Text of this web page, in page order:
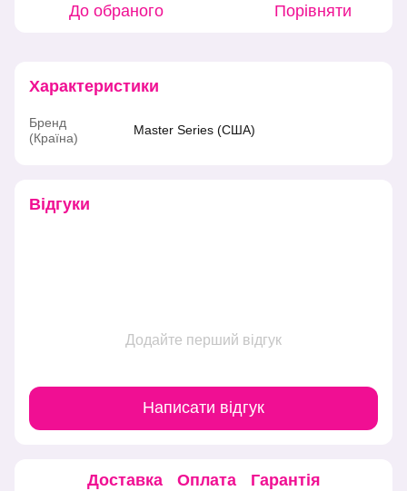
До обраного Порівняти
Характеристики
Бренд
(Країна)
Master Series (США)
Відгуки
Додайте перший відгук
Написати відгук
Доставка Оплата Гарантія